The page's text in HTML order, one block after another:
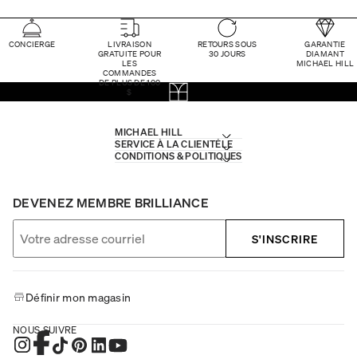
CONCIERGE
LIVRAISON
GRATUITE POUR
LES
COMMANDES
DE PLUS DE 100
$
RETOURS SOUS
30 JOURS
GARANTIE
DIAMANT
MICHAEL HILL
MICHAEL HILL
SERVICE À LA CLIENTÈLE
CONDITIONS & POLITIQUES
DEVENEZ MEMBRE BRILLIANCE
S'INSCRIRE
Définir mon magasin
NOUS SUIVRE